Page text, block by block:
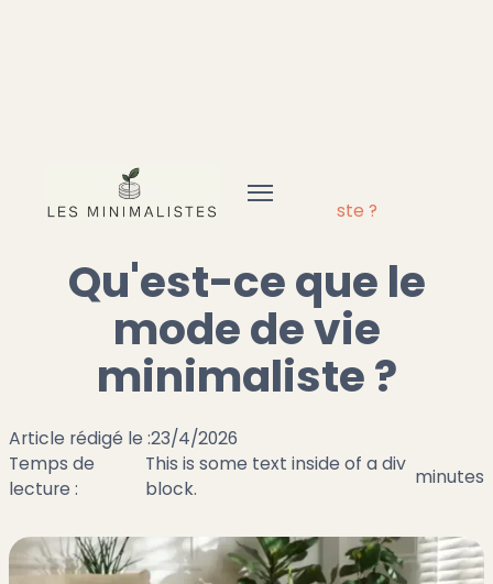
Minimalisme
Qu'est-ce que le mode de vie minimaliste ?
Qu'est-ce que le
mode de vie
minimaliste ?
Article rédigé le :23/4/2026
Temps de
lecture :
This is some text inside of a div
block.
minutes